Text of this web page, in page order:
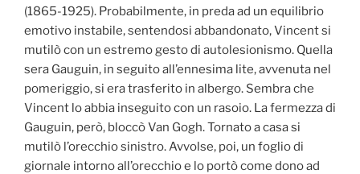
(1865-1925). Probabilmente, in preda ad un equilibrio
emotivo instabile, sentendosi abbandonato, Vincent si
mutilò con un estremo gesto di autolesionismo. Quella
sera Gauguin, in seguito all’ennesima lite, avvenuta nel
pomeriggio, si era trasferito in albergo. Sembra che
Vincent lo abbia inseguito con un rasoio. La fermezza di
Gauguin, però, bloccò Van Gogh. Tornato a casa si
mutilò l’orecchio sinistro. Avvolse, poi, un foglio di
giornale intorno all’orecchio e lo portò come dono ad